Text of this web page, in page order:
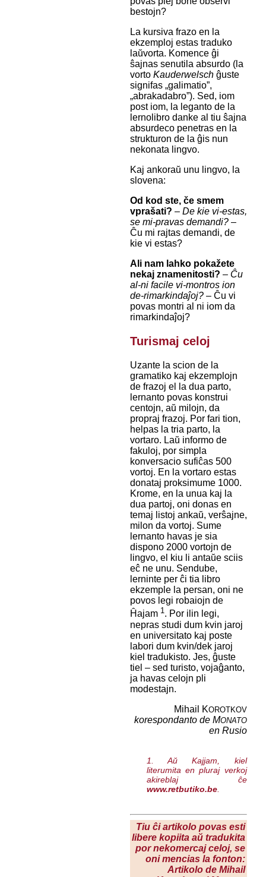
bestojn?
La kursiva frazo en la
ekzemploj estas traduko
laŭvorta. Komence ĝi
ŝajnas senutila absurdo (la
vorto Kauderwelschĝuste
signifas „galimatio”,
„abrakadabro”). Sed, iom
post iom, la leganto de la
lernolibro danke al tiu ŝajna
absurdeco penetras en la
strukturon de la ĝis nun
nekonata lingvo.
Kaj ankoraŭ unu lingvo, la
slovena:
Od kod ste, če smem
vprašati? – De kie vi-estas,
se mi-pravas demandi?–
Ĉu mi rajtas demandi, de
kie vi estas?
Ali nam lahko pokažete
nekaj znamenitosti? – Ĉu
al-ni facile vi-montros ion
de-rimarkindaĵoj?– Ĉu vi
povas montri al ni iom da
rimarkindaĵoj?
Turismaj celoj
Uzante la scion de la
gramatiko kaj ekzemplojn
de frazoj el la dua parto,
lernanto povas konstrui
centojn, aŭ milojn, da
propraj frazoj. Por fari tion,
helpas la tria parto, la
vortaro. Laŭ informo de
fakuloj, por simpla
konversacio sufiĉas 500
vortoj. En la vortaro estas
donataj proksimume 1000.
Krome, en la unua kaj la
dua partoj, oni donas en
temaj listoj ankaŭ, verŝajne,
milon da vortoj. Sume
lernanto havas je sia
dispono 2000 vortojn de
lingvo, el kiu li antaŭe sciis
eĉ ne unu. Sendube,
lerninte per ĉi tia libro
ekzemple la persan, oni ne
povos legi robaiojn de
Ĥajam 1. Por ilin legi,
nepras studi dum kvin jaroj
en universitato kaj poste
labori dum kvin/dek jaroj
kiel tradukisto. Jes, ĝuste
tiel – sed turisto, vojaĝanto,
ja havas celojn pli
modestajn.
Mihail KOROTKOV
korespondanto de MONATO
en Rusio
1. Aŭ Kajjam, kiel
literumita en pluraj verkoj
akireblaj ĉe
www.retbutiko.be
Tiu ĉi artikolo povas esti
libere kopiita aŭ tradukita
por nekomercaj celoj, se
oni mencias la fonton:
Artikolo de Mihail